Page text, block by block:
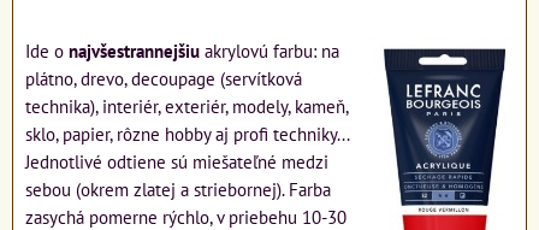
Ide o najvšestrannejšiu akrylovú farbu: na
plátno, drevo, decoupage (servítková
technika), interiér, exteriér, modely, kameň,
sklo, papier, rôzne hobby aj profi techniky...
Jednotlivé odtiene sú miešateľné medzi
sebou (okrem zlatej a striebornej). Farba
zasychá pomerne rýchlo, v priebehu 10-30